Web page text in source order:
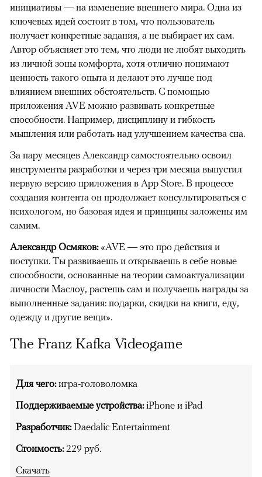
инициативы — на изменение внешнего мира. Одна из
ключевых идей состоит в том, что пользователь
получает конкретные задания, а не выбирает их сам.
Автор объясняет это тем, что люди не любят выходить
из личной зоны комфорта, хотя отлично понимают
ценность такого опыта и делают это лучше под
влиянием внешних обстоятельств. С помощью
приложения AVE можно развивать конкретные
способности. Например, дисциплину и гибкость
мышления или работать над улучшением качества сна.
За пару месяцев Александр самостоятельно освоил
инструменты разработки и через три месяца выпустил
первую версию приложения в App Store. В процессе
создания контента он продолжает консультироваться с
психологом, но базовая идея и принципы заложены им
самим.
Александр Осмяков: «AVE — это про действия и
поступки. Ты развиваешь и открываешь в себе новые
способности, основанные на теории самоактуализации
личности Маслоу, растешь сам и получаешь награды за
выполненные задания: подарки, скидки на книги, еду,
одежду и другие вещи».
The Franz Kafka Videogame
Для чего:игра-головоломка
Поддерживаемые устройства:iPhone и iPad
Разработчик:Daedalic Entertainment
Стоимость:229 руб.
Скачать